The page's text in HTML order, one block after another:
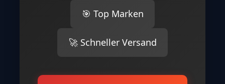
🎯 Top Marken
🚀 Schneller Versand